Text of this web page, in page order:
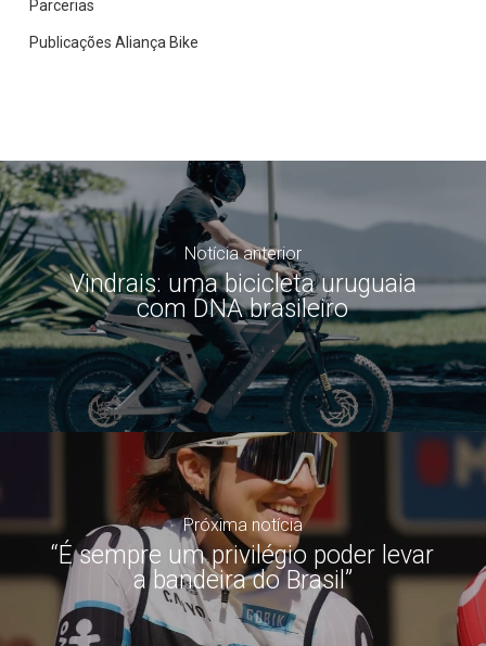
Parcerias
Publicações Aliança Bike
Notícia anterior
Vindrais: uma bicicleta uruguaia
com DNA brasileiro
Próxima notícia
“É sempre um privilégio poder levar
a bandeira do Brasil”